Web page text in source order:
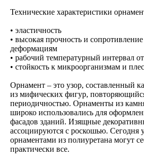
Технические характеристики
• эластичность
• высокая прочность и
деформациям
• рабочий температурный интервал
• стойкость к микроорганизмам и
Орнамент – это узор, составленный
из мифических фигур,
периодичностью. Орнаменты из
широко использовались для
фасадов зданий. Изящные
ассоциируются с роскошью. Сегодня
орнаментами из полиуретана могут
практически все.